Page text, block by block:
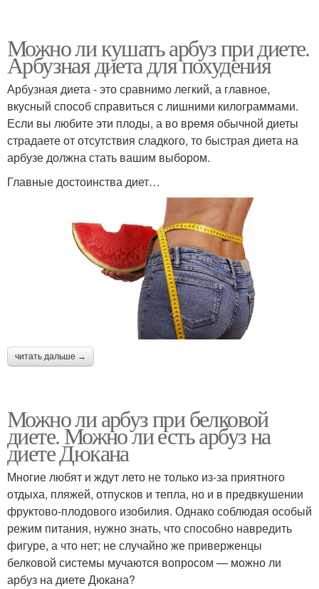
Можно ли кушать арбуз при диете.
Арбузная диета для похудения
Арбузная диета - это сравнимо легкий, а главное,
вкусный способ справиться с лишними килограммами.
Если вы любите эти плоды, а во время обычной диеты
страдаете от отсутствия сладкого, то быстрая диета на
арбузе должна стать вашим выбором.
Главные достоинства диет…
читать дальше →
Можно ли арбуз при белковой
диете. Можно ли есть арбуз на
диете Дюкана
Многие любят и ждут лето не только из-за приятного
отдыха, пляжей, отпусков и тепла, но и в предвкушении
фруктово-плодового изобилия. Однако соблюдая особый
режим питания, нужно знать, что способно навредить
фигуре, а что нет; не случайно же приверженцы
белковой системы мучаются вопросом — можно ли
арбуз на диете Дюкана?